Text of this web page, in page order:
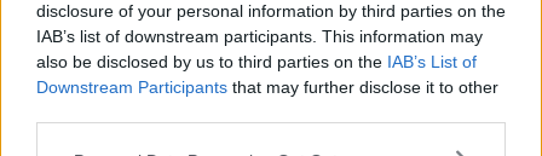
disclosure of your personal information by third parties on the
IAB’s list of downstream participants. This information may
also be disclosed by us to third parties on the IAB’s List of
Downstream Participants that may further disclose it to other
Ci sono poi parziali modifiche e aggiustamenti nel finanziamento di
alcune opere come per quelle alla copertura dellascuola
Fonterosa dove la partecipazione a un bando ministeriale
permetterà di ottenere24mila eurodi ulteriori risorse mentre per la
a un bando regionale consentirà di passare da un finanziamento di